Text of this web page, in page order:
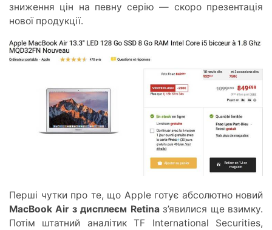
зниження цін на певну серію — скоро презентація
нової продукції.
Перші чутки про те, що Apple готує абсолютно новий
MacBook Air з дисплеєм Retinaз’явилися ще взимку.
Потім штатний аналітик TF International Securities,